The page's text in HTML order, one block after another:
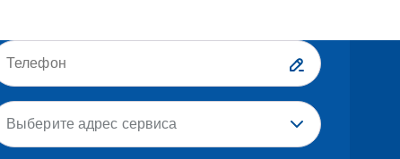
Выберите адрес сервиса